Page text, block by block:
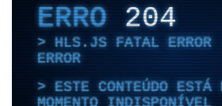
ERRO204
HLS.JS FATAL ERROR
ERROR
ESTE CONTEÚDO ESTÁ
MOMENTO INDISPONÍVEL